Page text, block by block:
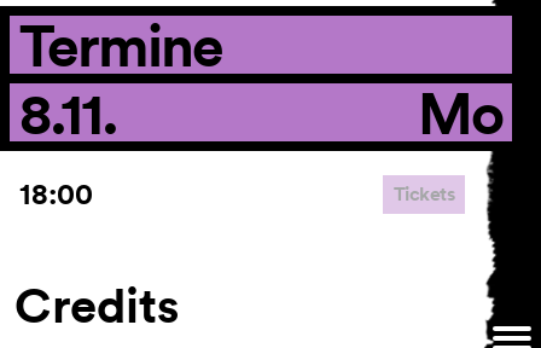
Impressum
Datenschutz
Barrierefreiheitserklärung
Termine
8.11.
Mo
18:00 Tickets
Credits